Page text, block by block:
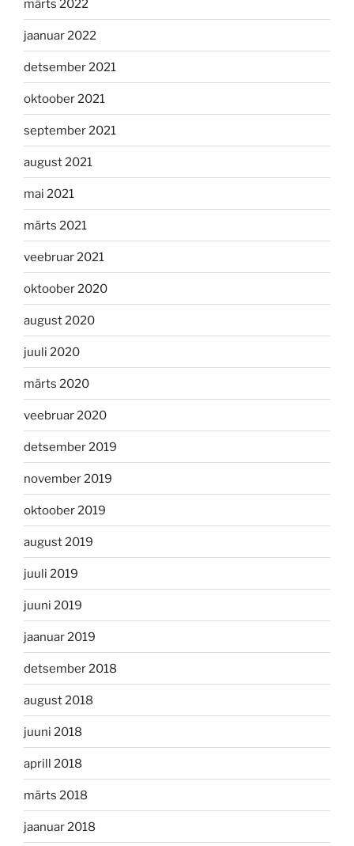
märts 2022
jaanuar 2022
detsember 2021
oktoober 2021
september 2021
august 2021
mai 2021
märts 2021
veebruar 2021
oktoober 2020
august 2020
juuli 2020
märts 2020
veebruar 2020
detsember 2019
november 2019
oktoober 2019
august 2019
juuli 2019
juuni 2019
jaanuar 2019
detsember 2018
august 2018
juuni 2018
aprill 2018
märts 2018
jaanuar 2018